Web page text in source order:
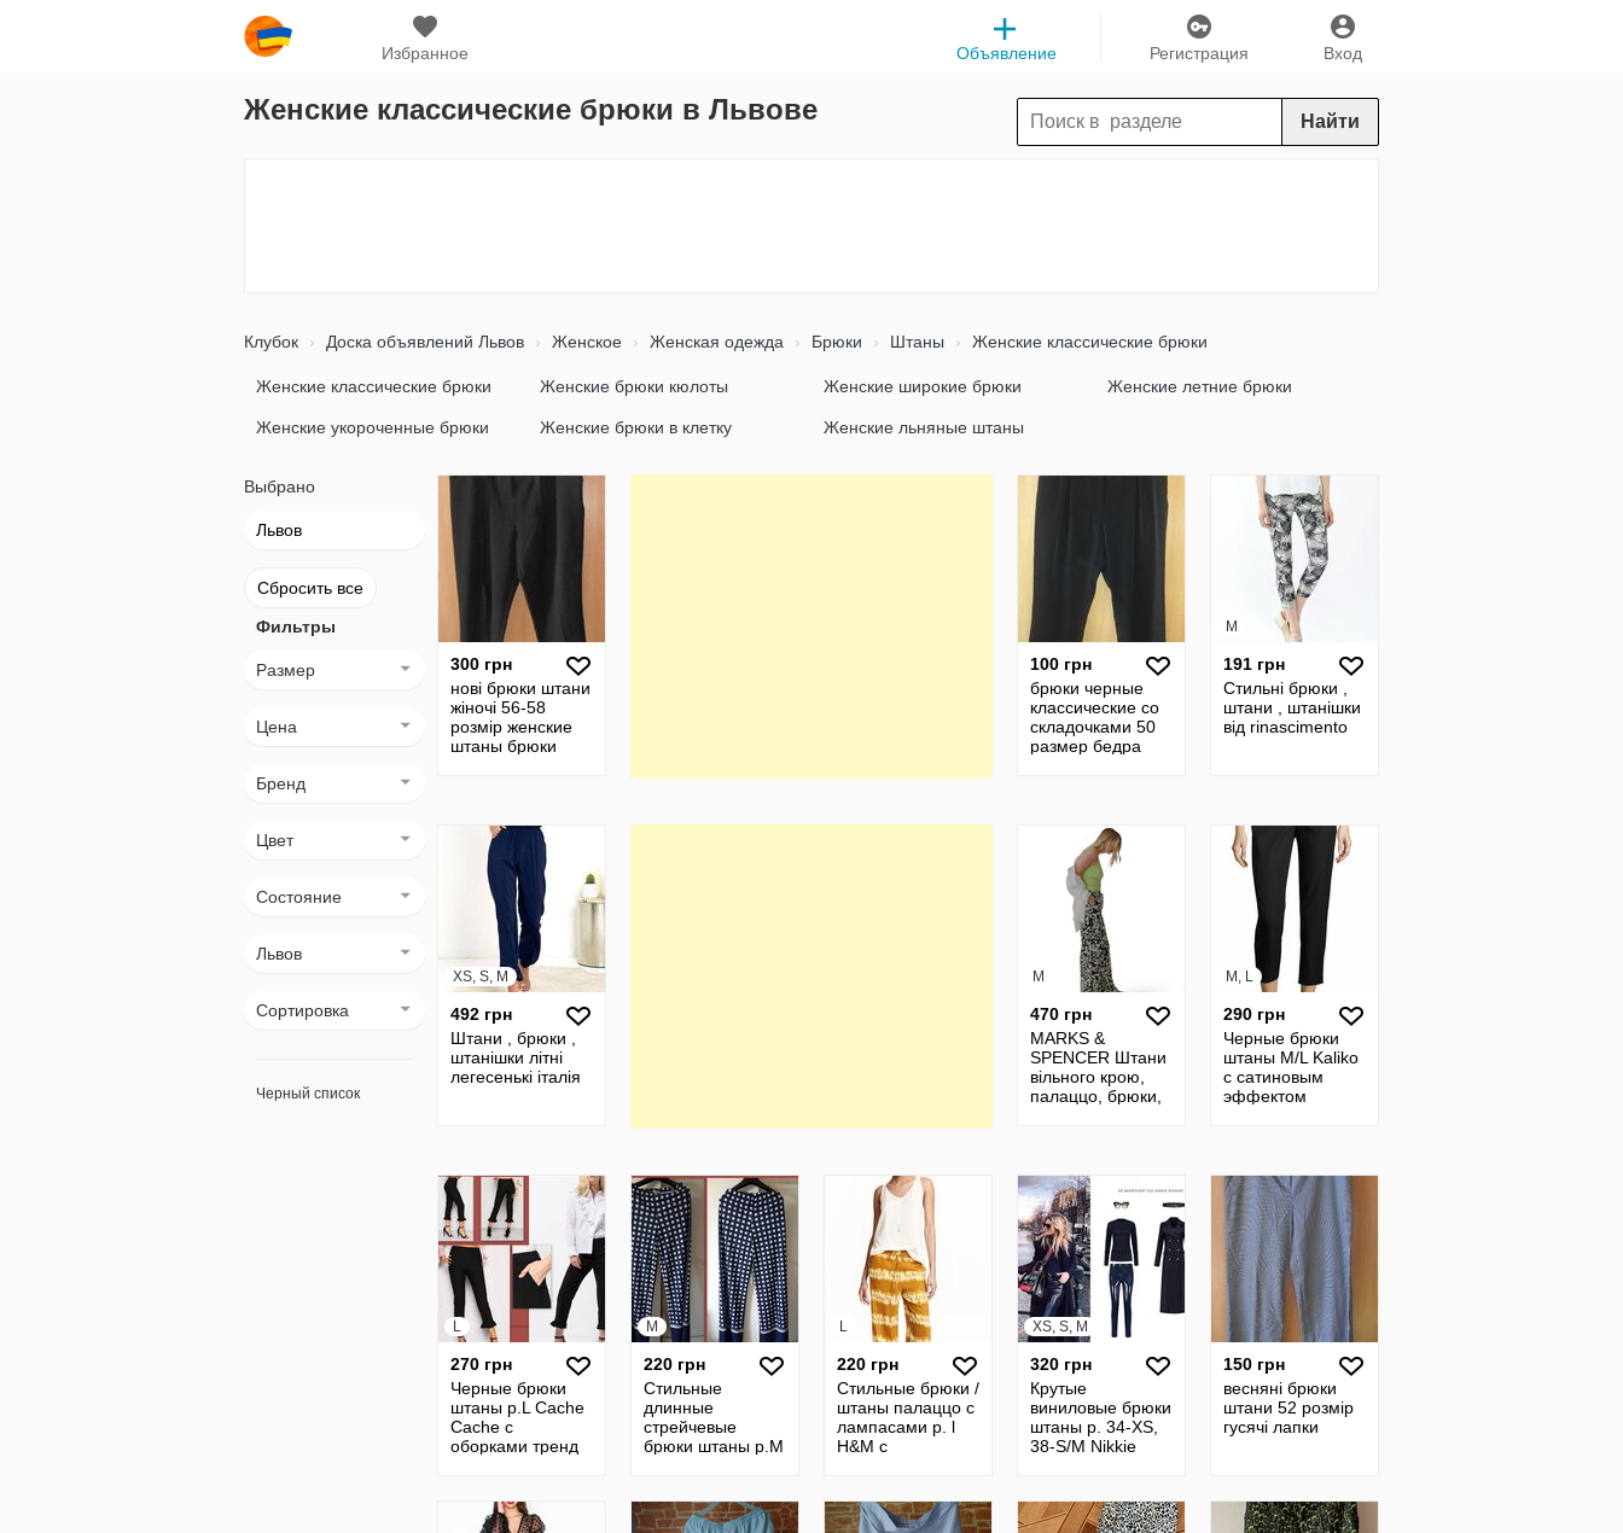
Избранное Вход
Регистрация
Объявление
Женские классические брюки в Львове Найти
Клубок Доска объявлений Львов Женское Женская одежда Брюки Штаны Женские классические брюки
Женские классические брюки Женские брюки кюлоты Женские широкие брюки Женские летние брюки
Женские укороченные брюки Женские брюки в клетку Женские льняные штаны
Выбрано
Львов
Сбросить все
Фильтры
Размер
Цена
Бренд
Цвет
Состояние
Львов
Сортировка
Черный список
300 грн
нові брюки штани
жіночі 56-58
розмір женские
штаны брюки
100 грн
брюки черные
классические со
складочками 50
размер бедра
M
191 грн
Стильні брюки ,
штани , штанішки
від rinascimento
XS, S, M
492 грн
Штани , брюки ,
штанішки літні
легесенькі італія
M
470 грн
MARKS &
SPENCER Штани
вільного крою,
палаццо, брюки,
M, L
290 грн
Черные брюки
штаны M/L Kaliko
с сатиновым
эффектом
L
270 грн
Черные брюки
штаны р.L Cache
Cache с
оборками тренд
M
220 грн
Стильные
длинные
стрейчевые
брюки штаны р.М
L
220 грн
Стильные брюки /
штаны палаццо с
лампасами р. l
H&M с
XS, S, M
320 грн
Крутые
виниловые брюки
штаны р. 34-XS,
38-S/M Nikkie
150 грн
весняні брюки
штани 52 розмір
гусячі лапки